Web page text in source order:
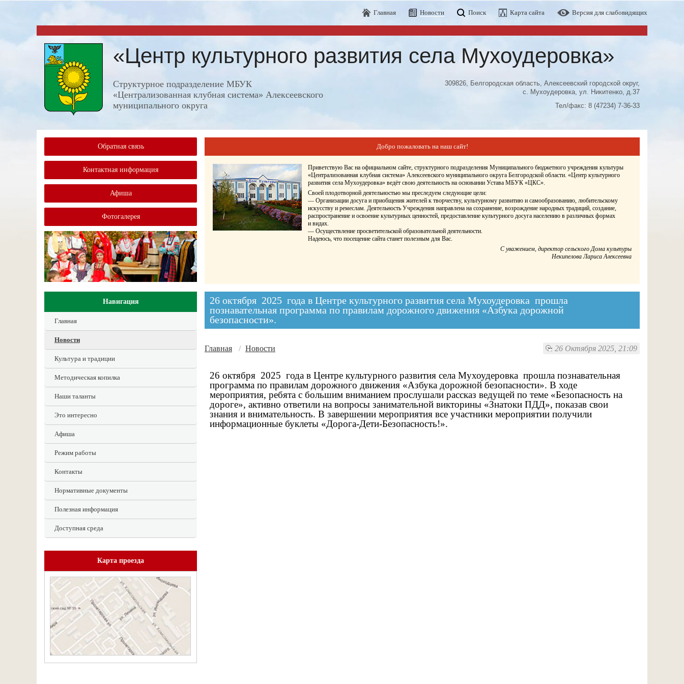
Главная Новости Поиск Карта сайта Версия для слабовидящих
«Центр культурного развития села Мухоудеровка»
Структурное подразделение МБУК
«Централизованная клубная система» Алексеевского
муниципального округа
309826, Белгородская область, Алексеевский городской округ,
с. Мухоудеровка, ул. Никитенко, д.37
Тел/факс: 8 (47234) 7-36-33
Обратная связь
Контактная информация
Афиша
Фотогалерея
Добро пожаловать на наш сайт!
Приветствую Вас на официальном сайте, структурного подразделения Муниципального бюджетного учреждения культуры
«Централизованная клубная система» Алексеевского муниципального округа Белгородской области. «Центр культурного
развития села Мухоудеровка» ведёт свою деятельность на основании Устава МБУК «ЦКС».
Своей плодотворной деятельностью мы преследуем следующие цели:
— Организации досуга и приобщения жителей к творчеству, культурному развитию и самообразованию, любительскому
искусству и ремеслам. Деятельность Учреждения направлена на сохранение, возрождение народных традиций, создание,
распространение и освоение культурных ценностей, предоставление культурного досуга населению в различных формах
и видах.
— Осуществление просветительской образовательной деятельности.
Надеюсь, что посещение сайта станет полезным для Вас.
С уважением, директор сельского Дома культуры
Некипелова Лариса Алексеевна
Навигация
Главная
Новости
Культура и традиции
Методическая копилка
Наши таланты
Это интересно
Афиша
Режим работы
Контакты
Нормативные документы
Полезная информация
Доступная среда
Карта проезда
26 октября 2025 года в Центре культурного развития села Мухоудеровка прошла
познавательная программа по правилам дорожного движения «Азбука дорожной
безопасности».
Главная / Новости 26 Октября 2025, 21:09
26 октября 2025 года в Центре культурного развития села Мухоудеровка прошла познавательная
программа по правилам дорожного движения «Азбука дорожной безопасности». В ходе
мероприятия, ребята с большим вниманием прослушали рассказ ведущей по теме «Безопасность на
дороге», активно ответили на вопросы занимательной викторины «Знатоки ПДД», показав свои
знания и внимательность. В завершении мероприятия все участники мероприятии получили
информационные буклеты «Дорога-Дети-Безопасность!».